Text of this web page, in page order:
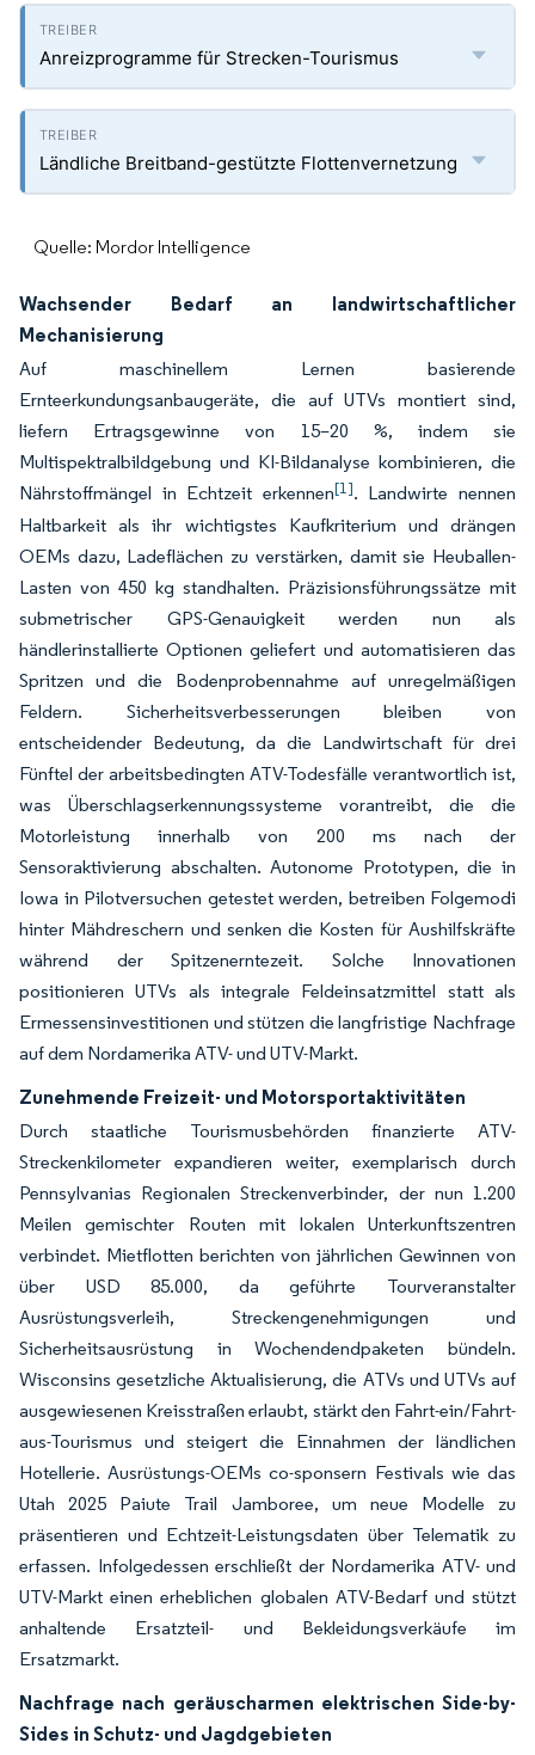
Anreizprogramme für Strecken-Tourismus
Ländliche Breitband-gestützte Flottenvernetzung
Quelle: Mordor Intelligence
Wachsender Bedarf an landwirtschaftlicher
Mechanisierung
Auf maschinellem Lernen basierende
Ernteerkundungsanbaugeräte, die auf UTVs montiert sind,
liefern Ertragsgewinne von 15–20 %, indem sie
Multispektralbildgebung und KI-Bildanalyse kombinieren, die
Nährstoffmängel in Echtzeit erkennen[1]. Landwirte nennen
Haltbarkeit als ihr wichtigstes Kaufkriterium und drängen
OEMs dazu, Ladeflächen zu verstärken, damit sie Heuballen-
Lasten von 450 kg standhalten. Präzisionsführungssätze mit
submetrischer GPS-Genauigkeit werden nun als
händlerinstallierte Optionen geliefert und automatisieren das
Spritzen und die Bodenprobennahme auf unregelmäßigen
Feldern. Sicherheitsverbesserungen bleiben von
entscheidender Bedeutung, da die Landwirtschaft für drei
Fünftel der arbeitsbedingten ATV-Todesfälle verantwortlich ist,
was Überschlagserkennungssysteme vorantreibt, die die
Motorleistung innerhalb von 200 ms nach der
Sensoraktivierung abschalten. Autonome Prototypen, die in
Iowa in Pilotversuchen getestet werden, betreiben Folgemodi
hinter Mähdreschern und senken die Kosten für Aushilfskräfte
während der Spitzenerntezeit. Solche Innovationen
positionieren UTVs als integrale Feldeinsatzmittel statt als
Ermessensinvestitionen und stützen die langfristige Nachfrage
auf dem Nordamerika ATV- und UTV-Markt.
Zunehmende Freizeit- und Motorsportaktivitäten
Durch staatliche Tourismusbehörden finanzierte ATV-
Streckenkilometer expandieren weiter, exemplarisch durch
Pennsylvanias Regionalen Streckenverbinder, der nun 1.200
Meilen gemischter Routen mit lokalen Unterkunftszentren
verbindet. Mietflotten berichten von jährlichen Gewinnen von
über USD 85.000, da geführte Tourveranstalter
Ausrüstungsverleih, Streckengenehmigungen und
Sicherheitsausrüstung in Wochendendpaketen bündeln.
Wisconsins gesetzliche Aktualisierung, die ATVs und UTVs auf
ausgewiesenen Kreisstraßen erlaubt, stärkt den Fahrt-ein/Fahrt-
aus-Tourismus und steigert die Einnahmen der ländlichen
Hotellerie. Ausrüstungs-OEMs co-sponsern Festivals wie das
Utah 2025 Paiute Trail Jamboree, um neue Modelle zu
präsentieren und Echtzeit-Leistungsdaten über Telematik zu
erfassen. Infolgedessen erschließt der Nordamerika ATV- und
UTV-Markt einen erheblichen globalen ATV-Bedarf und stützt
anhaltende Ersatzteil- und Bekleidungsverkäufe im
Ersatzmarkt.
Nachfrage nach geräuscharmen elektrischen Side-by-
Sides in Schutz- und Jagdgebieten